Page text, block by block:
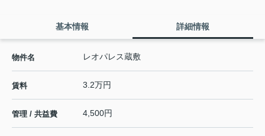
基本情報 詳細情報
物件名 レオパレス蔵敷
賃料 3.2万円
管理 / 共益費 4,500円